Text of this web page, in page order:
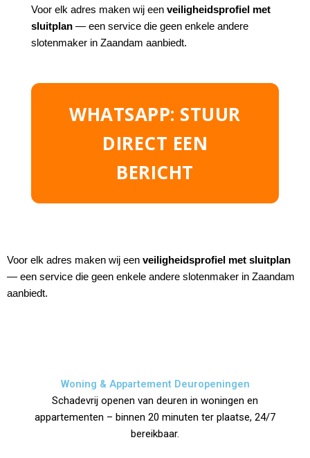
Voor elk adres maken wij een veiligheidsprofiel met
sluitplan — een service die geen enkele andere
slotenmaker in Zaandam aanbiedt.
WHATSAPP: STUUR
DIRECT EEN
BERICHT
Voor elk adres maken wij een veiligheidsprofiel met sluitplan
— een service die geen enkele andere slotenmaker in Zaandam
aanbiedt.
Woning & Appartement Deuropeningen
Schadevrij openen van deuren in woningen en
appartementen – binnen 20 minuten ter plaatse, 24/7
bereikbaar.